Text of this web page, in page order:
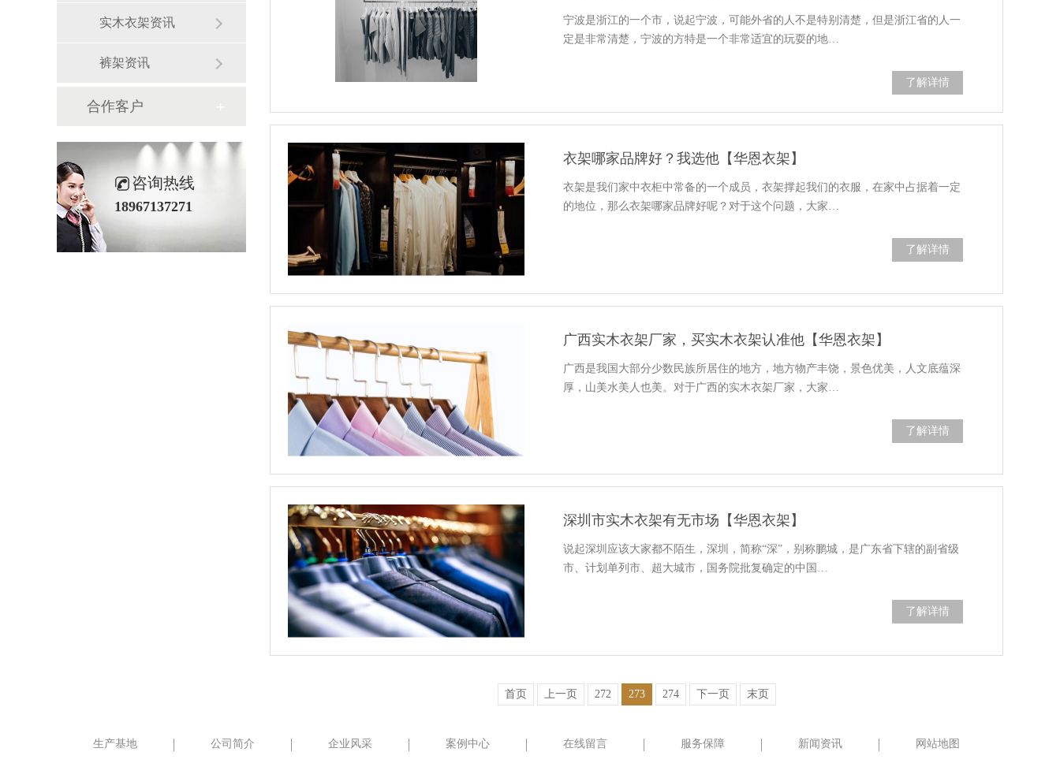
实木衣架资讯
裤架资讯
合作客户
咨询热线
18967137271
宁波是浙江的一个市，说起宁波，可能外省的人不是特别清楚，但是浙江省的人一
定是非常清楚，宁波的方特是一个非常适宜的玩耍的地…
了解详情
衣架哪家品牌好？我选他【华恩衣架】
衣架是我们家中衣柜中常备的一个成员，衣架撑起我们的衣服，在家中占据着一定
的地位，那么衣架哪家品牌好呢？对于这个问题，大家…
了解详情
广西实木衣架厂家，买实木衣架认准他【华恩衣架】
广西是我国大部分少数民族所居住的地方，地方物产丰饶，景色优美，人文底蕴深
厚，山美水美人也美。对于广西的实木衣架厂家，大家…
了解详情
深圳市实木衣架有无市场【华恩衣架】
说起深圳应该大家都不陌生，深圳，简称“深”，别称鹏城，是广东省下辖的副省级
市、计划单列市、超大城市，国务院批复确定的中国…
了解详情
首页 上一页 272 273 274 下一页 末页
生产基地 公司简介 企业风采 案例中心 在线留言 服务保障 新闻资讯 网站地图